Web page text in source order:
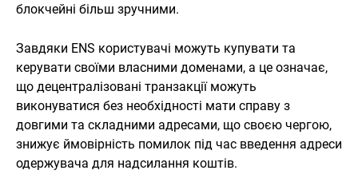
блокчейні більш зручними.
Завдяки ENS користувачі можуть купувати та
керувати своїми власними доменами, а це означає,
що децентралізовані транзакції можуть
виконуватися без необхідності мати справу з
довгими та складними адресами, що своєю чергою,
знижує ймовірність помилок під час введення адреси
одержувача для надсилання коштів.